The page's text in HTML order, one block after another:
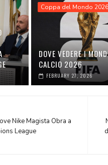
Coppa del Mondo 2026
DOVE VEDERE I
CALCIO 2026
FEBRUARY 27, 2026
Nike Magista Obra a
League